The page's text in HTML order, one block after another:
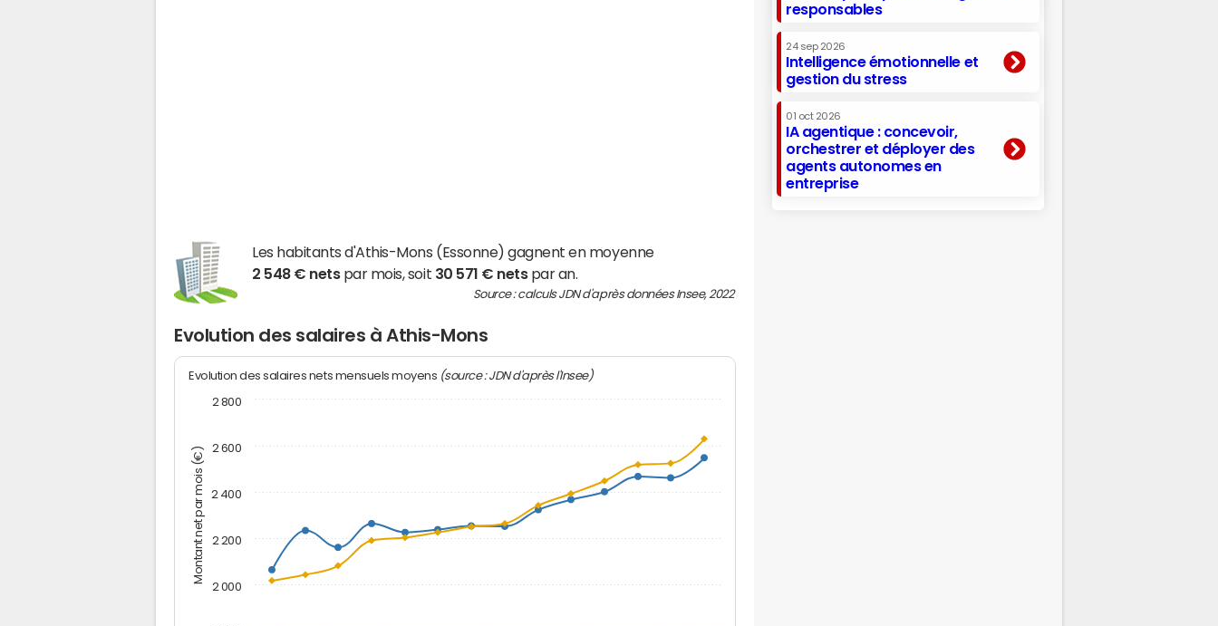
Les habitants d'Athis-Mons (Essonne) gagnent en moyenne
2 548 € netspar mois, soit 30 571 € netspar an.
Source : calculs JDN d'après données Insee, 2022
Evolution des salaires à Athis-Mons
Montant net par mois (€)
Evolution des salaires nets mensuels moyens (source : JDN d'après l'Insee)
2 000
2 200
2 400
2 600
2 800
responsables
24 sep 2026
Intelligence émotionnelle et
gestion du stress
01 oct 2026
IA agentique : concevoir,
orchestrer et déployer des
agents autonomes en
entreprise